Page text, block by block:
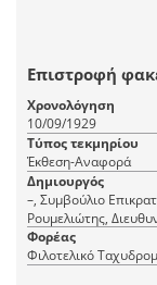
Επιστροφή
Χρονολόγηση
10/09/1929
Τύπος τεκμηρίου
Έκθεση-Αναφορά
Δημιουργός
–, Συμβούλιο
Ρουμελιώτης, Διευθυντής, Υπουργείον Συγκοινωνίας, Τμήμα
Eκμεταλλεύσεως
Φορέας
Φιλοτελικό